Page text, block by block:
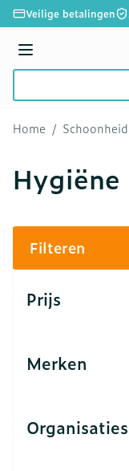
Ga naar de inhoud
Veilige betalingen
Menu
Home /
Hygiëne
Filteren
Prijs
Merken
Organisaties